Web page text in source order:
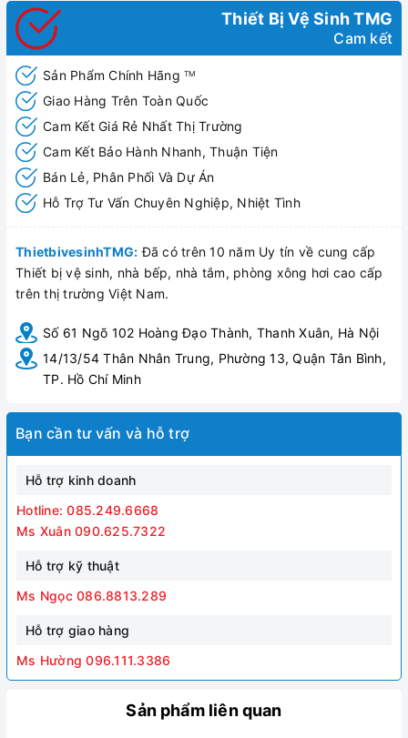
Power Rim – Kết hợp công nghệ tiên tiến phần vành
được thiết kế cong lõm nhẹ loại bỏ chất cặn bã dơ còn
Aqua ceramic – Công nghệ siêu chống nước,ngăn
ngừa vết bẩn và hoen ố bán trên bề mặt sứ
Siphonmax – Tạo độ xoáy mạnh mẽ kết hợp tia đẩy
giúp đánh bay tất cả các loại chất thải
Hygienie rim – Phần vành thực sự trơn láng,không góc
khuất dễ dàng làm sạch chỉ bằng một đường lau nhẹ
nhành
Thiết Bị Vệ Sinh TMG
Cam kết
Sản Phẩm Chính Hãng TM
Giao Hàng Trên Toàn Quốc
Cam Kết Giá Rẻ Nhất Thị Trường
Cam Kết Bảo Hành Nhanh, Thuận Tiện
Bán Lẻ, Phân Phối Và Dự Án
Hỗ Trợ Tư Vấn Chuyên Nghiệp, Nhiệt Tình
ThietbivesinhTMG: Đã có trên 10 năm Uy tín về cung cấp
Thiết bị vệ sinh, nhà bếp, nhà tắm, phòng xông hơi cao cấp
trên thị trường Việt Nam.
Số 61 Ngõ 102 Hoàng Đạo Thành, Thanh Xuân, Hà Nội
14/13/54 Thân Nhân Trung, Phường 13, Quận Tân Bình,
TP. Hồ Chí Minh
Bạn cần tư vấn và hỗ trợ
Hỗ trợ kinh doanh
Hotline: 085.249.6668
Ms Xuân 090.625.7322
Hỗ trợ kỹ thuật
Ms Ngọc 086.8813.289
Hỗ trợ giao hàng
Ms Hường 096.111.3386
Sản phẩm liên quan